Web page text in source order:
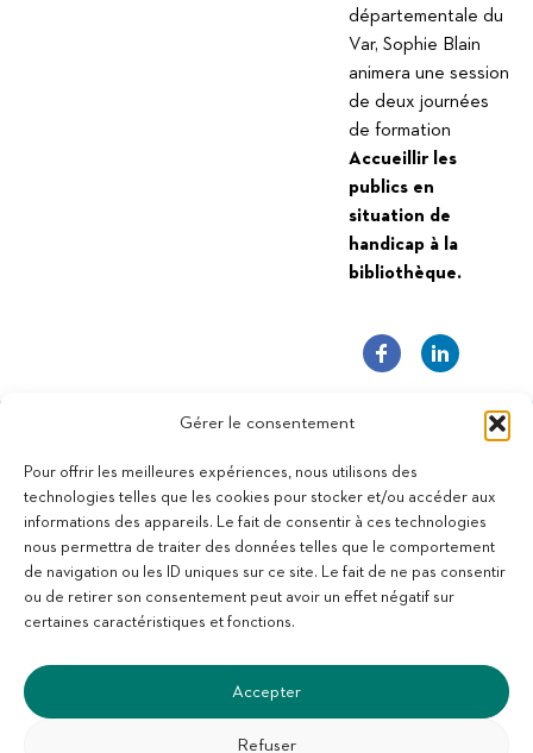
Gérer le consentement
Pour offrir les meilleures expériences, nous utilisons des
technologies telles que les cookies pour stocker et/ou accéder aux
informations des appareils. Le fait de consentir à ces technologies
nous permettra de traiter des données telles que le comportement
de navigation ou les ID uniques sur ce site. Le fait de ne pas consentir
ou de retirer son consentement peut avoir un effet négatif sur
certaines caractéristiques et fonctions.
Accepter
Refuser
départementale du
Var, Sophie Blain
animera une session
de deux journées
de formation
Accueillir les
publics en
situation de
handicap à la
bibliothèque.
11 bis Rue des Novalles
21240 Talant - France
+33 (0)3 80 59 22 88
Membre de la Fédération des Aveugles de France
Membre du collectif Les Éditeurs Atypiques